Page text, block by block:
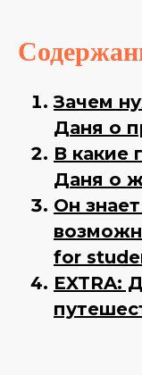
Зачем
Даня о
В какие
Даня о
Он
for
EXTRA: